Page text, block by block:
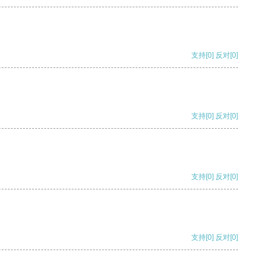
支持[0] 反对[0]
支持[0] 反对[0]
支持[0] 反对[0]
支持[0] 反对[0]